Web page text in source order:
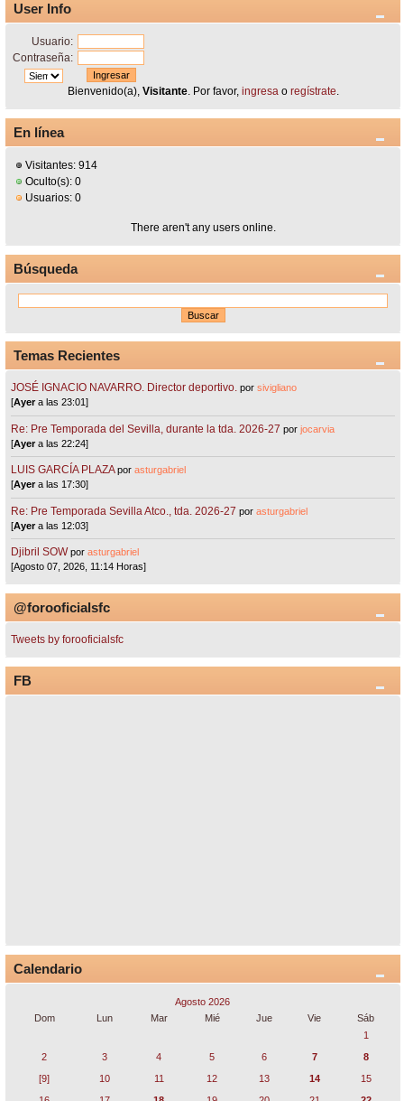
User Info
Usuario:
Contraseña:
Bienvenido(a), Visitante. Por favor, ingresao regístrate.
En línea
Visitantes: 914
Oculto(s): 0
Usuarios: 0
There aren't any users online.
Búsqueda
Temas Recientes
JOSÉ IGNACIO NAVARRO. Director deportivo. porsivigliano
[Ayera las 23:01]
Re: Pre Temporada del Sevilla, durante la tda. 2026-27 porjocarvia
[Ayera las 22:24]
LUIS GARCÍA PLAZA porasturgabriel
[Ayera las 17:30]
Re: Pre Temporada Sevilla Atco., tda. 2026-27 porasturgabriel
[Ayera las 12:03]
Djibril SOW porasturgabriel
[Agosto 07, 2026, 11:14 Horas]
@forooficialsfc
Tweets by forooficialsfc
FB
Calendario
Agosto 2026
Dom
Lun Mar Mié Jue Vie
Sáb
1
2
3 4 5 6 7
8
[9]
10 11 12 13 14
15